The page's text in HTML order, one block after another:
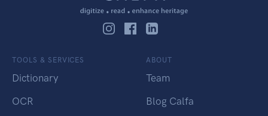
TOOLS & SERVICES
Dictionary
OCR
ABOUT
Team
Blog Calfa